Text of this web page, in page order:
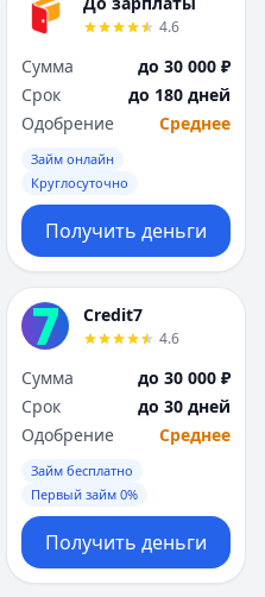
Я
Вся Россия
Я
Вся Россия
4.6
Сумма
до 30 000 ₽
Срок
до 180 дней
Одобрение
Среднее
Займ онлайн
Круглосуточно
Получить деньги
Credit7
4.6
Сумма
до 30 000 ₽
Срок
до 30 дней
Одобрение
Среднее
Займ бесплатно
Первый займ 0%
Получить деньги